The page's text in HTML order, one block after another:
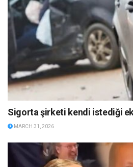
Sigorta şirketi kendi istediği
MARCH 31, 2026